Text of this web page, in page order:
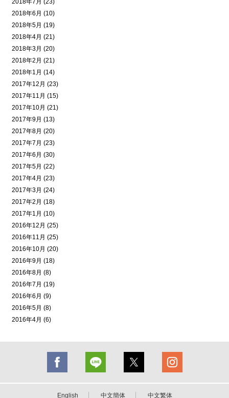
2018年7月 (23)
2018年6月 (10)
2018年5月 (19)
2018年4月 (21)
2018年3月 (20)
2018年2月 (21)
2018年1月 (14)
2017年12月 (23)
2017年11月 (15)
2017年10月 (21)
2017年9月 (13)
2017年8月 (20)
2017年7月 (23)
2017年6月 (30)
2017年5月 (22)
2017年4月 (23)
2017年3月 (24)
2017年2月 (18)
2017年1月 (10)
2016年12月 (25)
2016年11月 (25)
2016年10月 (20)
2016年9月 (18)
2016年8月 (8)
2016年7月 (19)
2016年6月 (9)
2016年5月 (8)
2016年4月 (6)
English 中文簡体 中文繁体